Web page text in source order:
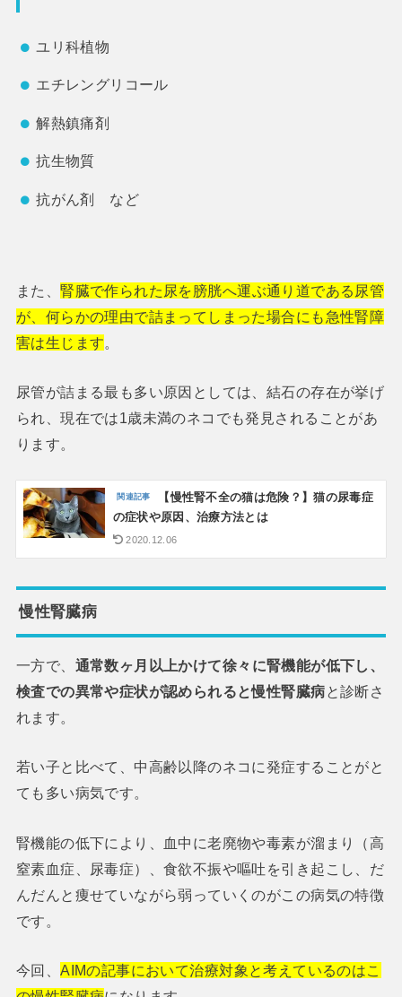
ユリ科植物
エチレングリコール
解熱鎮痛剤
抗生物質
抗がん剤 など
また、腎臓で作られた尿を膀胱へ運ぶ通り道である尿管
が、何らかの理由で詰まってしまった場合にも急性腎障
害は生じます
尿管が詰まる最も多い原因としては、結石の存在が挙げ
られ、現在では1歳未満のネコでも発見されることがあ
ります。
【慢性腎不全の猫は危険？】猫の尿毒症
の症状や原因、治療方法とは
2020.12.06
慢性腎臓病
一方で、 通常数ヶ月以上かけて徐々に腎機能が低下し、
検査での異常や症状が認められると慢性腎臓病と診断さ
れます。
若い子と比べて、中高齢以降のネコに発症することがと
ても多い病気です。
腎機能の低下により、血中に老廃物や毒素が溜まり（高
窒素血症、尿毒症）、食欲不振や嘔吐を引き起こし、だ
んだんと痩せていながら弱っていくのがこの病気の特徴
です。
今回、AIMの記事において治療対象と考えているのはこ